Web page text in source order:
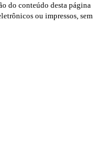
do conteúdo desta página
ou impressos, sem